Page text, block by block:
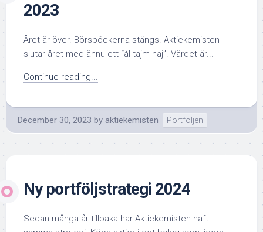
2023
Året är över. Börsböckerna stängs. Aktiekemisten
slutar året med ännu ett “ål tajm haj”. Värdet är...
Continue reading...
December 30, 2023 by aktiekemisten Portföljen
Ny portföljstrategi 2024
Sedan många år tillbaka har Aktiekemisten haft